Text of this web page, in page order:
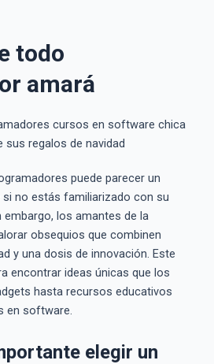
todo
amará
puede parecer un
no estás familiarizado con su
los amantes de la
obsequios que combinen
y una dosis de innovación. Este
encontrar ideas únicas que los
hasta recursos educativos
en software.
elegir un